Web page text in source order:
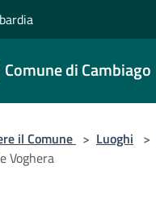
Comune di Cambiago
il Comune > Luoghi >
Voghera